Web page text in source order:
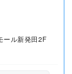
ール新発田2F